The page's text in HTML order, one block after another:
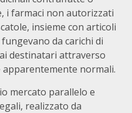
i farmaci non autorizzati
insieme con articoli
da carichi di
destinatari attraverso
normali.
mercato parallelo e
realizzato da